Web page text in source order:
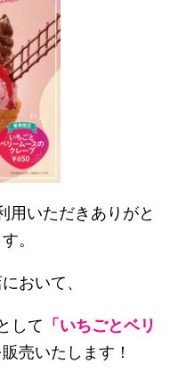
用いただきありがと
。
おいて、
して 「いちごとベリ
販売いたします！